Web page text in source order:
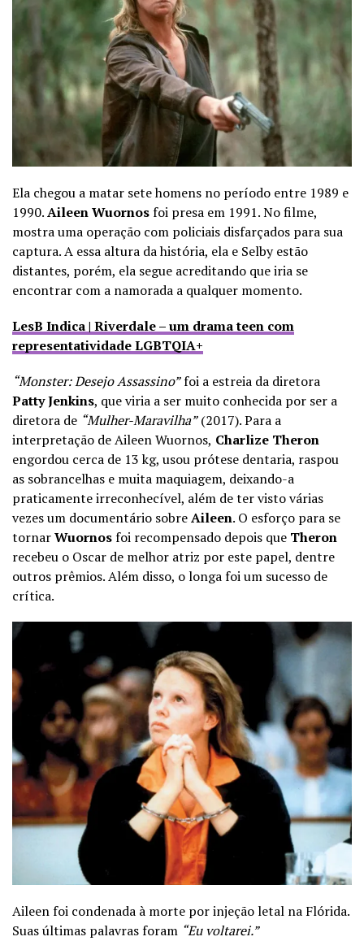
Ela chegou a matar sete homens no período entre 1989 e
1990.Aileen Wuornosfoi presa em 1991. No filme,
mostra uma operação com policiais disfarçados para sua
captura. A essa altura da história, ela e Selby estão
distantes, porém, ela segue acreditando que iria se
encontrar com a namorada a qualquer momento.
LesB Indica | Riverdale – um drama teen com
representatividade LGBTQIA+
“Monster: Desejo Assassino”foi a estreia da diretora
Patty Jenkins, que viria a ser muito conhecida por ser a
diretora de “Mulher-Maravilha”(2017). Para a
interpretação de Aileen Wuornos, Charlize Theron
engordou cerca de 13 kg, usou prótese dentaria, raspou
as sobrancelhas e muita maquiagem, deixando-a
praticamente irreconhecível, além de ter visto várias
vezes um documentário sobreAileen. O esforço para se
tornarWuornosfoi recompensado depois que Theron
recebeu o Oscar de melhor atriz por este papel, dentre
outros prêmios. Além disso, o longa foi um sucesso de
crítica.
Aileen foi condenada à morte por injeção letal na Flórida.
Suas últimas palavras foram “Eu voltarei.”